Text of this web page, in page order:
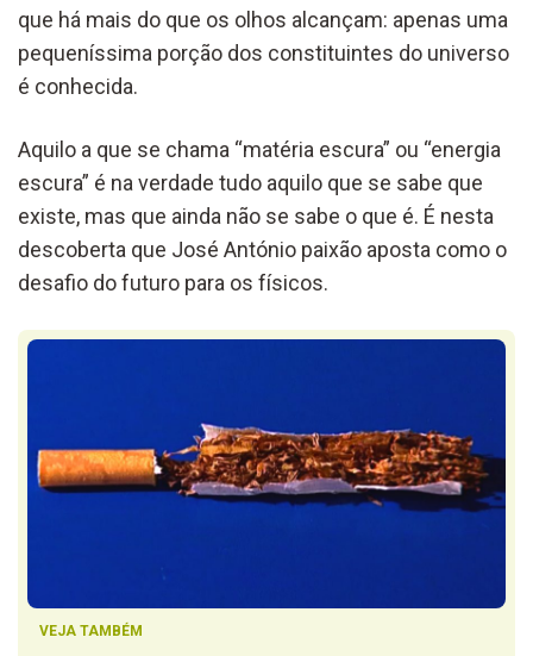
que há mais do que os olhos alcançam: apenas uma
pequeníssima porção dos constituintes do universo
é conhecida.
Aquilo a que se chama “matéria escura” ou “energia
escura” é na verdade tudo aquilo que se sabe que
existe, mas que ainda não se sabe o que é. É nesta
descoberta que José António paixão aposta como o
desafio do futuro para os físicos.
VEJA TAMBÉM